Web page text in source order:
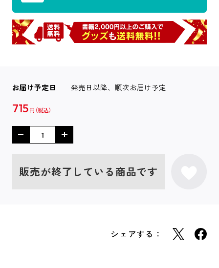
お届け予定日 発売日以降、順次お届け予定
715 円
販売が終了している商品です
シェアする：